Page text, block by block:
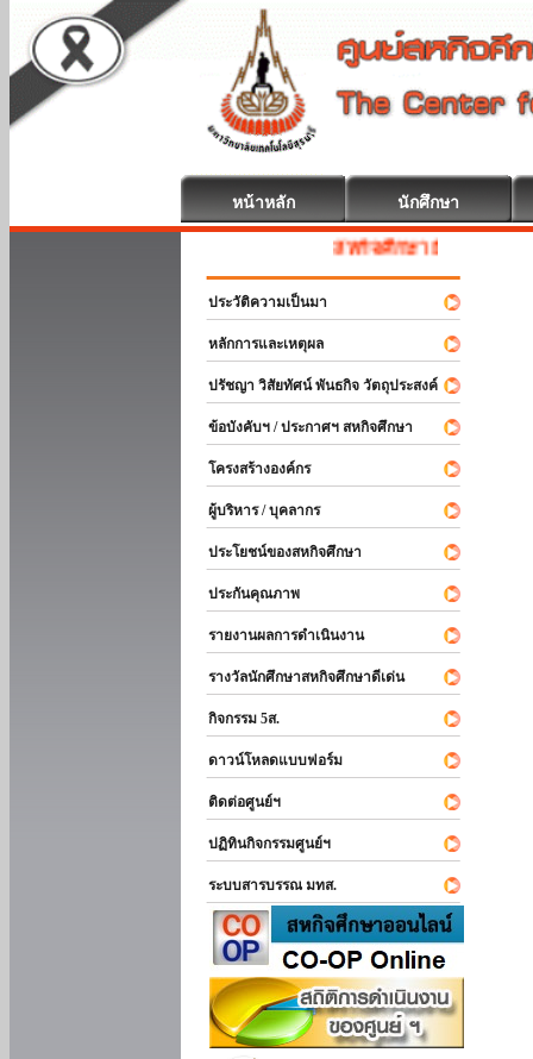
หน้าหลัก นักศึกษา
สหกิจศึกษา ยินดีต้อนรับ
ประวัติความเป็นมา
หลักการและเหตุผล
ปรัชญา วิสัยทัศน์ พันธกิจ วัตถุประสงค์
ข้อบังคับฯ / ประกาศฯ สหกิจศึกษา
โครงสร้างองค์กร
ผู้บริหาร / บุคลากร
ประโยชน์ของสหกิจศึกษา
ประกันคุณภาพ
รายงานผลการดำเนินงาน
รางวัลนักศึกษาสหกิจศึกษาดีเด่น
กิจกรรม 5ส.
ดาวน์โหลดแบบฟอร์ม
ติดต่อศูนย์ฯ
ปฏิทินกิจกรรมศูนย์ฯ
ระบบสารบรรณ มทส.